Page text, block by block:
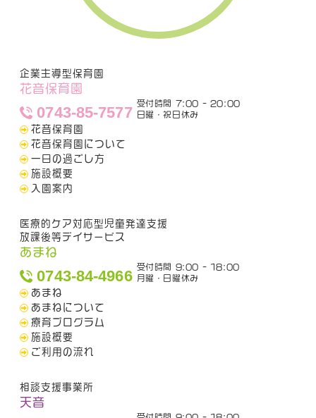
企業主導型保育園
花音保育園
0743-85-7577
受付時間 7:00 - 20:00
日曜・祝日休み
花音保育園
花音保育園について
一日の過ごし方
施設概要
入園案内
医療的ケア対応型児童発達支援
放課後等デイサービス
あまね
0743-84-4966
受付時間 9:00 - 18:00
月曜・日曜休み
あまね
あまねについて
療育プログラム
施設概要
ご利用の流れ
相談支援事業所
天音